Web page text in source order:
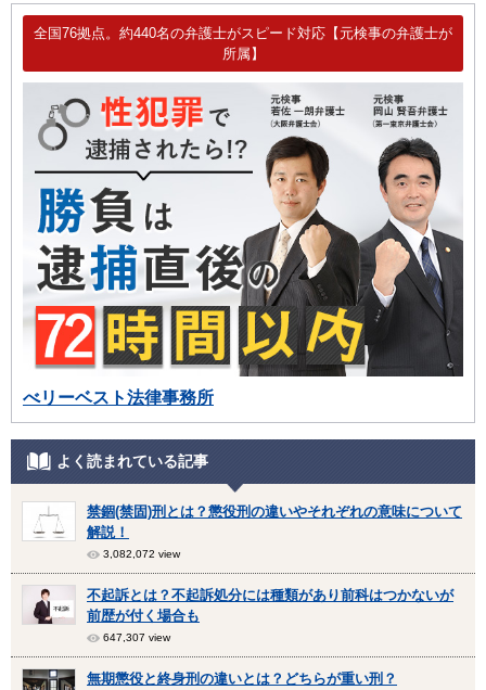
全国76拠点。約440名の弁護士がスピード対応【元検事の弁護士が
所属】
べリーベスト法律事務所
よく読まれている記事
禁錮(禁固)刑とは？懲役刑の違いやそれぞれの意味について
解説！
3,082,072 view
不起訴とは？不起訴処分には種類があり前科はつかないが
前歴が付く場合も
647,307 view
無期懲役と終身刑の違いとは？どちらが重い刑？